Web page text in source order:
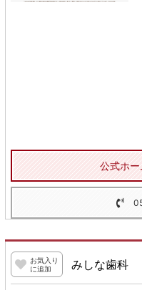
公式ホ
お気入り
に追加
みしな歯科